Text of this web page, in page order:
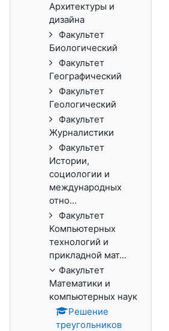
Архитектуры и
дизайна
Факультет
Биологический
Факультет
Географический
Факультет
Геологический
Факультет
Журналистики
Факультет
Истории,
социологии и
международных
отно...
Факультет
Компьютерных
технологий и
прикладной мат...
Факультет
Математики и
компьютерных наук
Решение
треугольников